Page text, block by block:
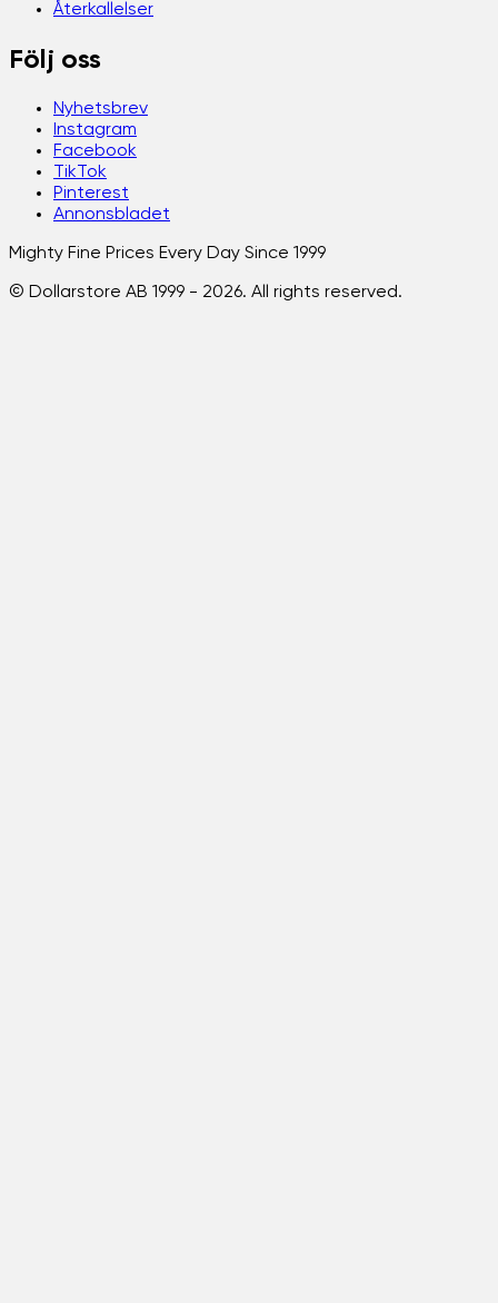
Återkallelser
Följ oss
Nyhetsbrev
Instagram
Facebook
TikTok
Pinterest
Annonsbladet
Mighty Fine Prices Every Day Since 1999
© Dollarstore AB 1999 - 2026. All rights reserved.